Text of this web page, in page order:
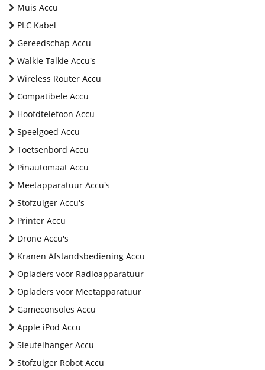
Muis Accu
PLC Kabel
Gereedschap Accu
Walkie Talkie Accu's
Wireless Router Accu
Compatibele Accu
Hoofdtelefoon Accu
Speelgoed Accu
Toetsenbord Accu
Pinautomaat Accu
Meetapparatuur Accu's
Stofzuiger Accu's
Printer Accu
Drone Accu's
Kranen Afstandsbediening Accu
Opladers voor Radioapparatuur
Opladers voor Meetapparatuur
Gameconsoles Accu
Apple iPod Accu
Sleutelhanger Accu
Stofzuiger Robot Accu